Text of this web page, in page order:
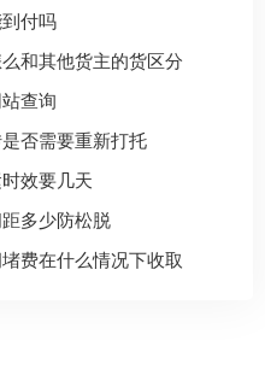
付吗
和其他货主的货区分
查询
否需要重新打托
效要几天
多少防松脱
费在什么情况下收取